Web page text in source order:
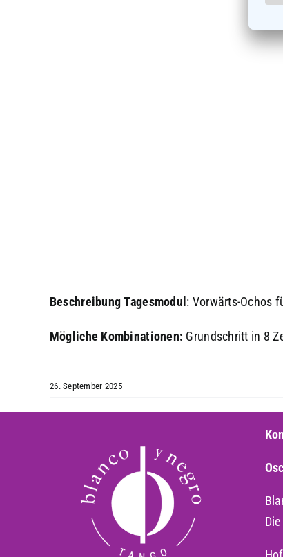
Beschreibung Tagesmodul : Vorwärts-Ochos
Mögliche Kombinationen: Grundschritt in 8
26. September 2025